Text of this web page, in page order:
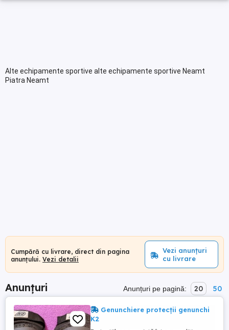
Alte echipamente sportive alte echipamente sportive Neamt
Piatra Neamt
Cumpără cu livrare, direct din pagina
anunțului. Vezi detalii
Vezi anunțuri
cu livrare
Anunțuri Anunțuri pe pagină: 20 50
Genunchiere protecții genunchi
K2